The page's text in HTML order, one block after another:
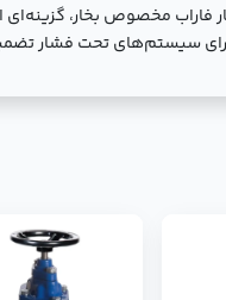
150 - 16 بار فاراب مخصوص
برای سیستم‌های تحت فشار